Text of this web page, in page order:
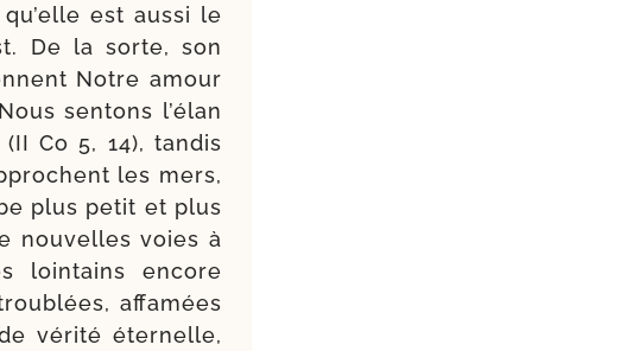
est aus­si le
De la sorte, son
Notre amour
sen­tons l’é­lan
Co 5, 14), tan­dis
les mers,
plus petit et plus
nou­velles voies à
loin­tains encore
affa­mées
véri­té éter­nelle,